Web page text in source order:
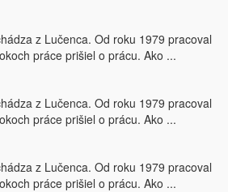
z Lučenca. Od roku 1979 pracoval
práce prišiel o prácu. Ako ...
z Lučenca. Od roku 1979 pracoval
práce prišiel o prácu. Ako ...
z Lučenca. Od roku 1979 pracoval
práce prišiel o prácu. Ako ...